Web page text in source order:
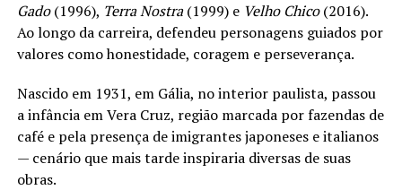
Gado(1996), Terra Nostra(1999) e Velho Chico(2016).
Ao longo da carreira, defendeu personagens guiados por
valores como honestidade, coragem e perseverança.
Nascido em 1931, em Gália, no interior paulista, passou
a infância em Vera Cruz, região marcada por fazendas de
café e pela presença de imigrantes japoneses e italianos
— cenário que mais tarde inspiraria diversas de suas
obras.